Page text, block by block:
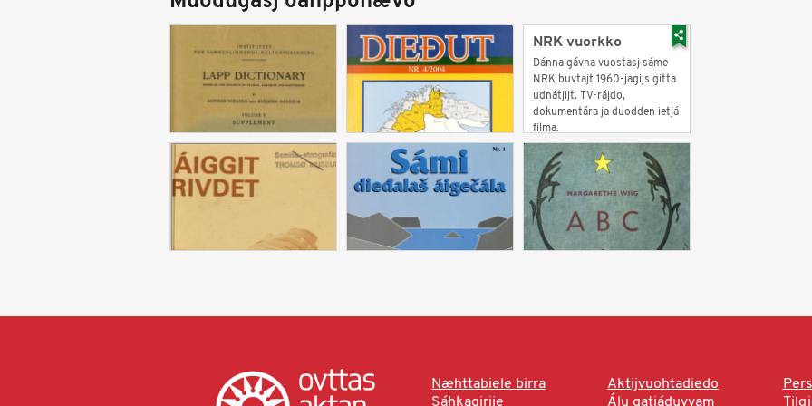
NRK vuorkko
Dánna gávna vuostasj sáme
NRK buvtajt 1960-jagijs gitta
udnátjijt. TV-rájdo,
dokumentára ja duodden ietjá
filma.
Næhttabiele birra Aktijvuohtadiedo
Sáhkagirjje
Álu gatjáduvvam